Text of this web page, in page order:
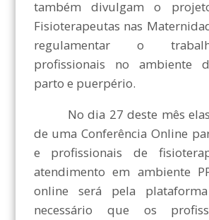
também divulgam o
Fisioterapeutas nas
regulamentar o
profissionais no ambiente
parto e puerpério.
No dia 27 deste mês elas
de uma Conferência Online
e profissionais de
atendimento em ambiente
online será pela
necessário que os